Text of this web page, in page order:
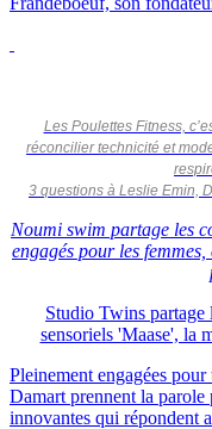
Les Poulettes Fitness,
réconcilier technicité et
3 questions à Leslie Emin,
Noumi swim partage les
engagés pour les
Studio Twins partage
sensoriels 'Maase', la
Pleinement engagées
Damart prennent la
innovantes qui répondent